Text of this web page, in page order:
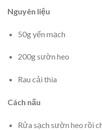
Nguyên liệu
50g yến mạch
200g sườn heo
Rau cải thìa
Cách nấu
Rửa sạch sườn heo rồi